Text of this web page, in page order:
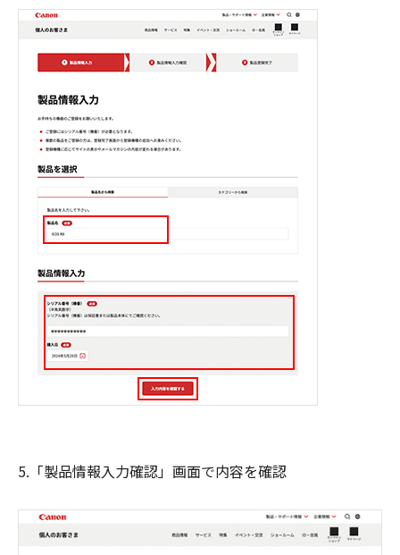
5.「製品情報入力確認」画面で内容を確認